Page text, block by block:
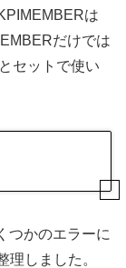
は
だけでは
セットで使い
つかのエラーに
しました。